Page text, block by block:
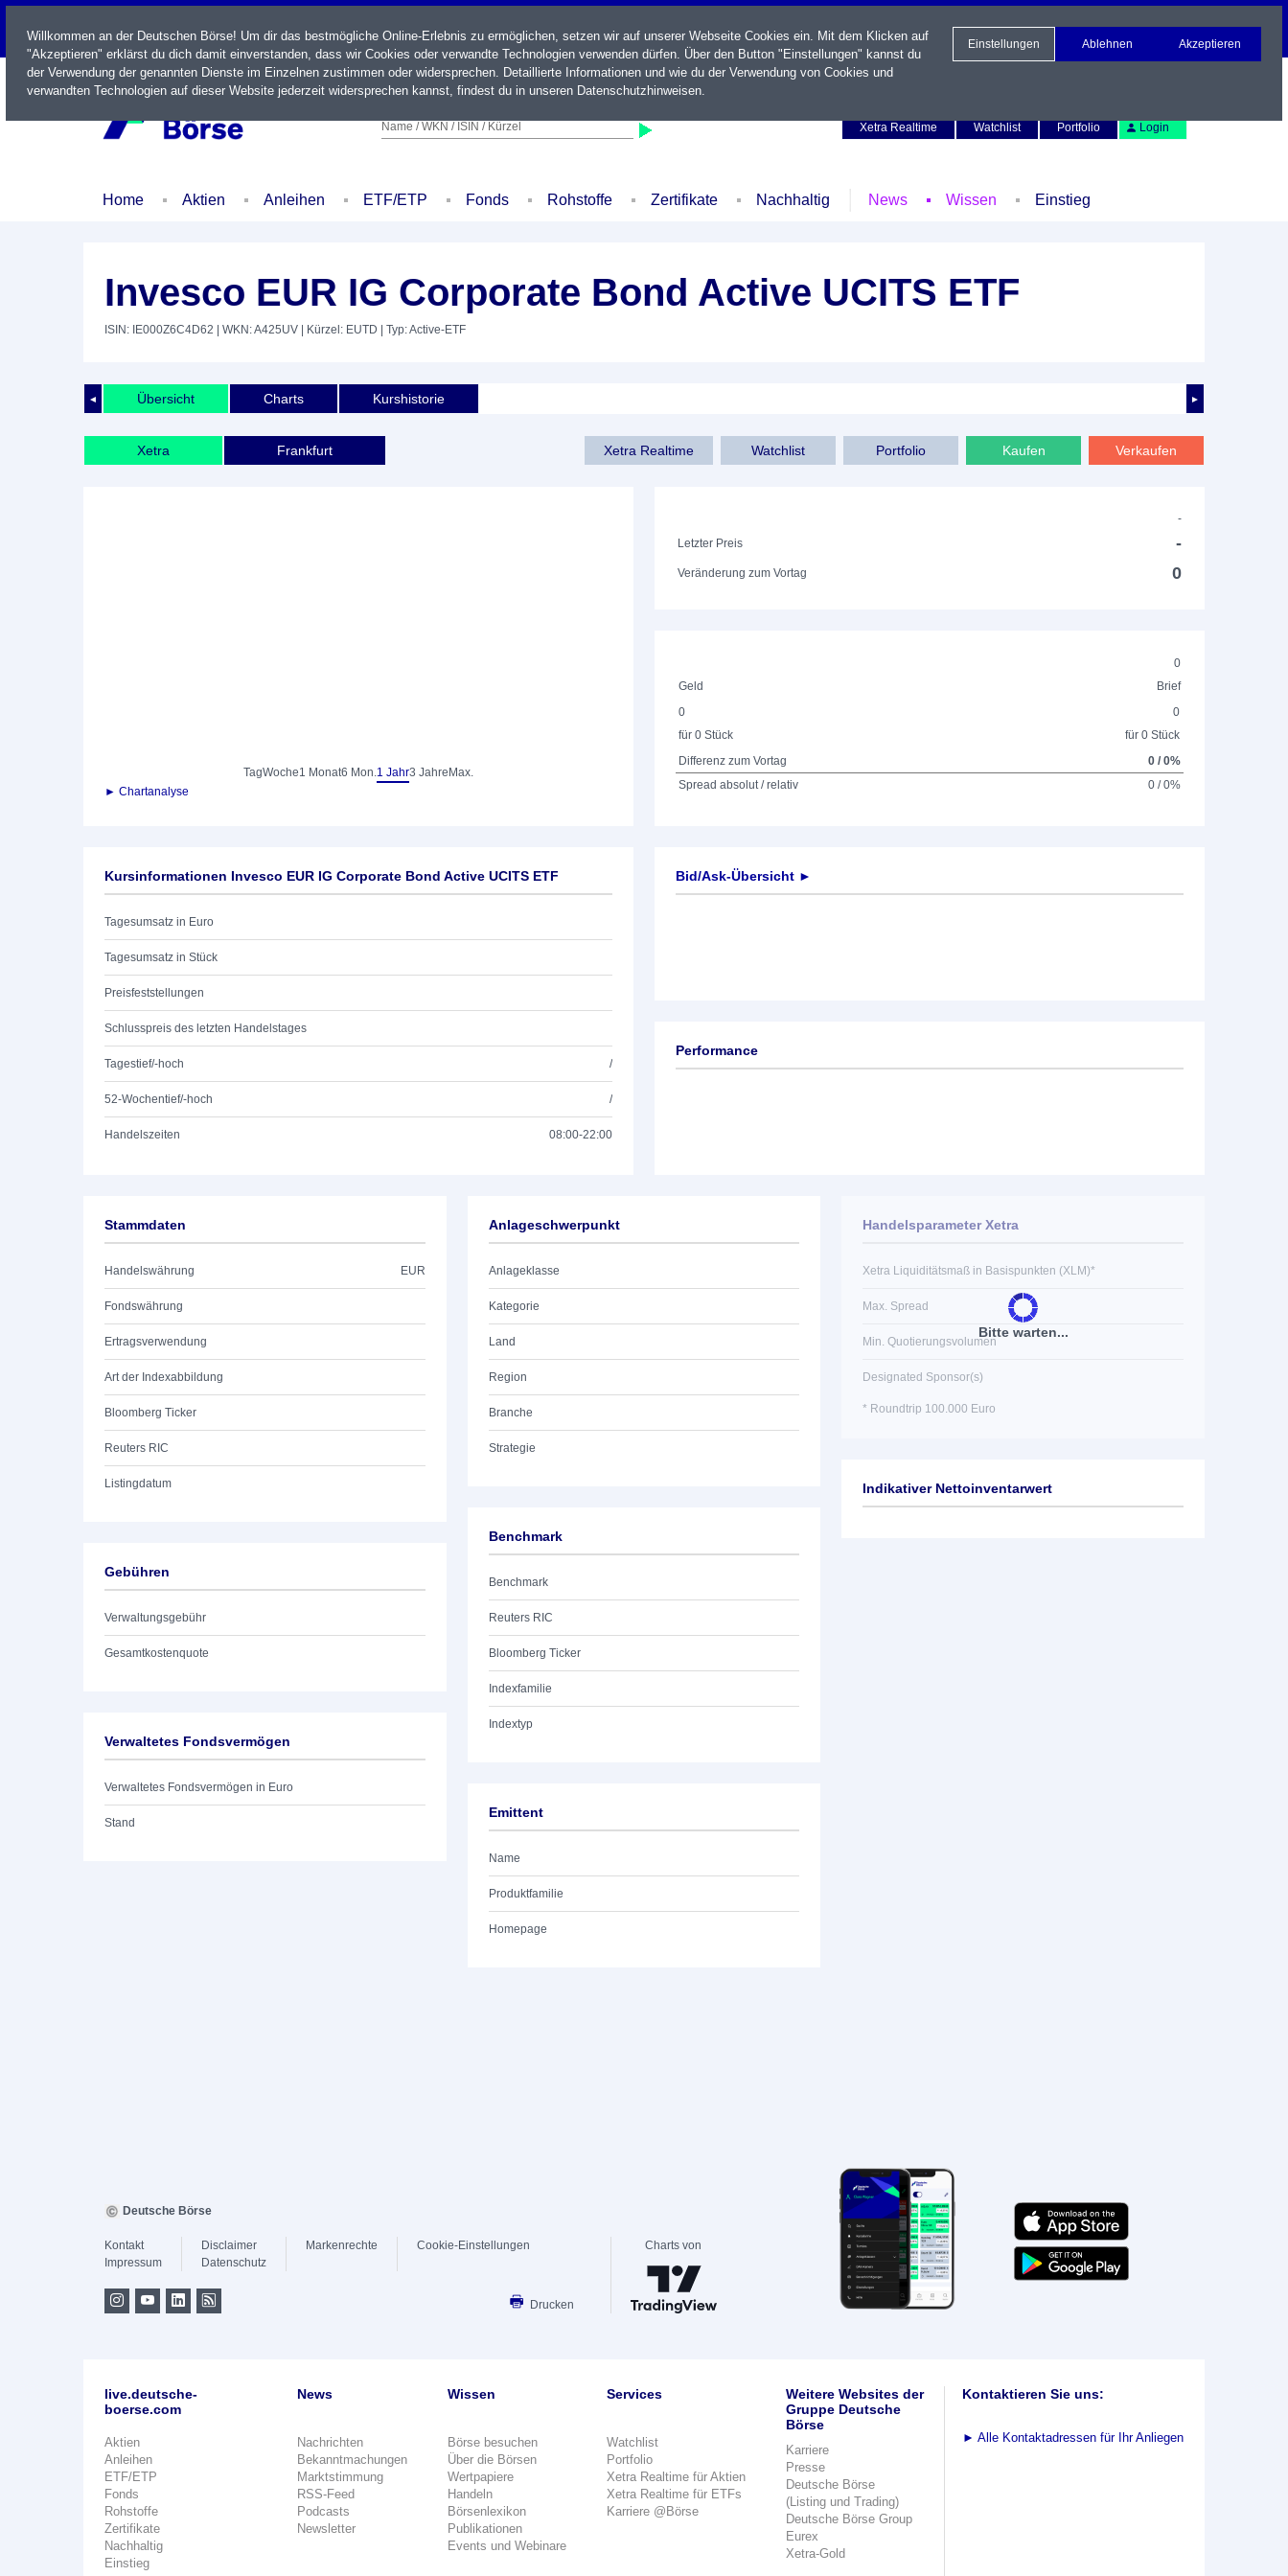
LIVE
Name / WKN / ISIN / Kürzel
Xetra Realtime
Watchlist Portfolio Login
Home Aktien Anleihen ETF/ETP Fonds Rohstoffe Zertifikate Nachhaltig News Wissen Einstieg
Invesco EUR IG Corporate Bond Active UCITS ETF
ISIN: IE000Z6C4D62 | WKN: A425UV | Kürzel: EUTD | Typ: Active-ETF
◄ ►
Übersicht Charts Kurshistorie
Xetra Frankfurt Xetra Realtime Watchlist Portfolio Kaufen Verkaufen
TagWoche1 Monat6 Mon.1 Jahr3 Jahre Max.
► Chartanalyse
-
Letzter Preis
-
Veränderung zum Vortag 0
0
Geld
Brief
0
für 0 Stück
0
für 0 Stück
Differenz zum Vortag
0 / 0%
Spread absolut / relativ
0 / 0%
Kursinformationen Invesco EUR IG Corporate Bond Active UCITS ETF
Tagesumsatz in Euro
Tagesumsatz in Stück
Preisfeststellungen
Schlusspreis des letzten Handelstages
Tagestief/-hoch /
52-Wochentief/-hoch /
Handelszeiten 08:00-22:00
Bid/Ask-Übersicht ►
Performance
Stammdaten
Handelswährung EUR
Fondswährung
Ertragsverwendung
Art der Indexabbildung
Bloomberg Ticker
Reuters RIC
Listingdatum
Gebühren
Verwaltungsgebühr
Gesamtkostenquote
Verwaltetes Fondsvermögen
Verwaltetes Fondsvermögen in Euro
Stand
Anlageschwerpunkt
Anlageklasse
Kategorie
Land
Region
Branche
Strategie
Benchmark
Benchmark
Reuters RIC
Bloomberg Ticker
Indexfamilie
Indextyp
Emittent
Name
Produktfamilie
Homepage
Bitte warten...
Handelsparameter Xetra
Xetra Liquiditätsmaß in Basispunkten (XLM)*
Max. Spread
Min. Quotierungsvolumen
Designated Sponsor(s)
* Roundtrip 100.000 Euro
Indikativer Nettoinventarwert
Willkommen an der Deutschen Börse! Um dir das bestmögliche Online-Erlebnis zu ermöglichen, setzen wir auf unserer Webseite Cookies ein. Mit dem Klicken auf
"Akzeptieren" erklärst du dich damit einverstanden, dass wir Cookies oder verwandte Technologien verwenden dürfen. Über den Button "Einstellungen" kannst du
der Verwendung der genannten Dienste im Einzelnen zustimmen oder widersprechen. Detaillierte Informationen und wie du der Verwendung von Cookies und
verwandten Technologien auf dieser Website jederzeit widersprechen kannst, findest du in unseren Datenschutzhinweisen.
Einstellungen Ablehnen Akzeptieren
Deutsche Börse
Kontakt
Impressum
Disclaimer
Datenschutz
Markenrechte Cookie-Einstellungen
Drucken
Charts von
live.deutsche-
boerse.com
Aktien
Anleihen
ETF/ETP
Fonds
Rohstoffe
Zertifikate
Nachhaltig
Einstieg
News
Nachrichten
Bekanntmachungen
Marktstimmung
RSS-Feed
Podcasts
Newsletter
Wissen
Börse besuchen
Über die Börsen
Wertpapiere
Handeln
Börsenlexikon
Publikationen
Events und Webinare
Services
Watchlist
Portfolio
Xetra Realtime für Aktien
Xetra Realtime für ETFs
Karriere @Börse
Weitere Websites der
Gruppe Deutsche
Börse
Karriere
Presse
Deutsche Börse
(Listing und Trading)
Deutsche Börse Group
Eurex
Xetra-Gold
Kontaktieren Sie uns:
► Alle Kontaktadressen für Ihr Anliegen